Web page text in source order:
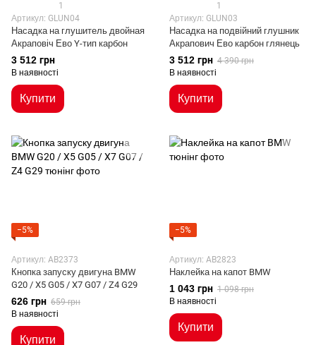
1
Артикул: GLUN04
Насадка на глушитель двойная
Акраповіч Ево Y-тип карбон
3 512 грн
В наявності
Купити
1
Артикул: GLUN03
Насадка на подвійний глушник
Акрапович Ево карбон глянець
3 512 грн 4 390 грн
В наявності
Купити
−5%
Артикул: AB2373
Кнопка запуску двигуна BMW
G20 / X5 G05 / X7 G07 / Z4 G29
626 грн 659 грн
В наявності
Купити
−5%
Артикул: AB2823
Наклейка на капот BMW
1 043 грн 1 098 грн
В наявності
Купити